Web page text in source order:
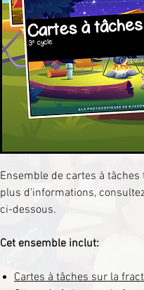
Ensemble de cartes à
plus d'informations,
ci-dessous.
Cet ensemble inclut:
Cartes à tâches sur la